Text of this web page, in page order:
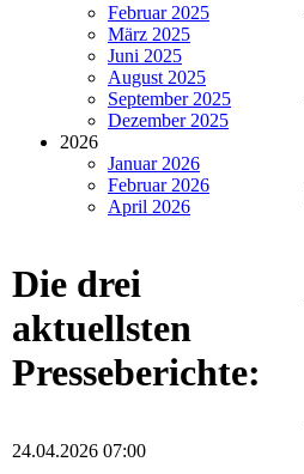
Februar 2025
März 2025
Juni 2025
August 2025
September 2025
Dezember 2025
2026
Januar 2026
Februar 2026
April 2026
Die drei
aktuellsten
Presseberichte:
24.04.2026 07:00